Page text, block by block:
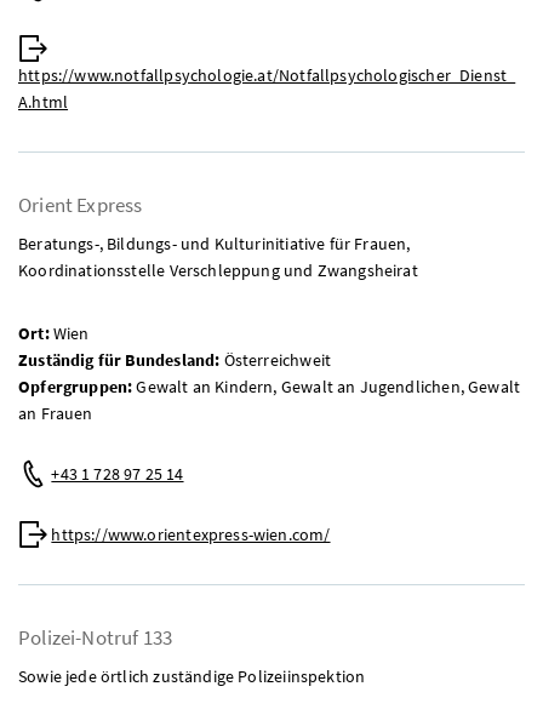
https://www.notfallpsychologie.at/Notfallpsychologischer_Dienst_
A.html
Orient Express
Beratungs-, Bildungs- und Kulturinitiative für Frauen,
Koordinationsstelle Verschleppung und Zwangsheirat
Ort:Wien
Zuständig für Bundesland: Österreichweit
Opfergruppen:Gewalt an Kindern, Gewalt an Jugendlichen, Gewalt
an Frauen
Telefon:
+43 1 728 97 25 14
Web:
https://www.orientexpress-wien.com/
Polizei-Notruf 133
Sowie jede örtlich zuständige Polizeiinspektion